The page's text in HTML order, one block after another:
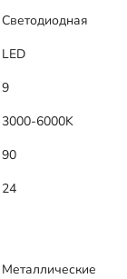
Светодиодная
LED
9
3000-6000K
90
24
Металлические